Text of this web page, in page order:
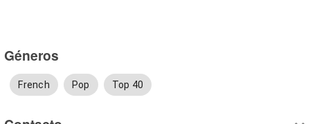
Géneros
French Pop Top 40